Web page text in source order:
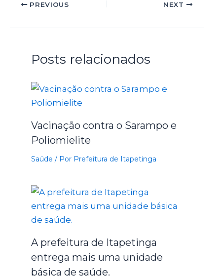
PREVIOUS NEXT
Posts relacionados
Vacinação contra o Sarampo e
Poliomielite
Saúde / Por Prefeitura de Itapetinga
A prefeitura de Itapetinga
entrega mais uma unidade
básica de saúde.